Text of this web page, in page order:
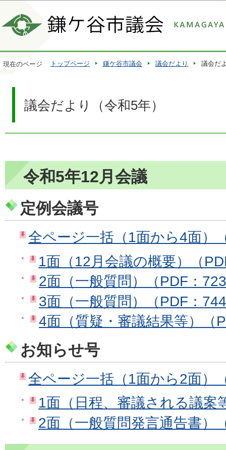
現在のページ トップページ 鎌ケ谷市議会 議会だより 議会だ
議会だより（令和5年）
令和5年12月会議
定例会議号
全ページ一括（1面から4面）
1面（12月会議の概要）（
2面（一般質問）（PDF：
3面（一般質問）（PDF：
4面（質疑・審議結果等）（
お知らせ号
全ページ一括（1面から2面）
1面（日程、審議される議案
2面（一般質問発言通告書）